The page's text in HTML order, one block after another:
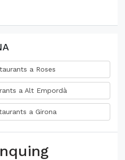
a Roses
a Alt Empordà
a Girona